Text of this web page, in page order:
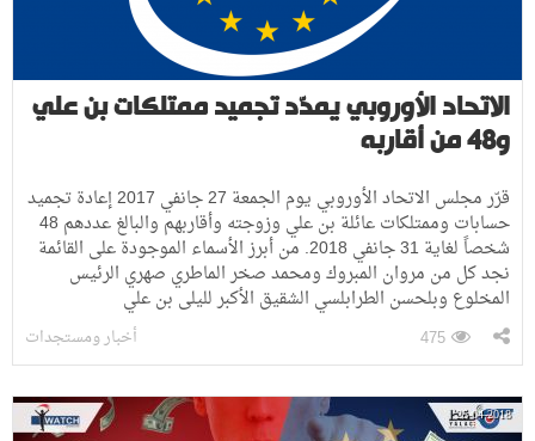
الاتحاد الأوروبي يمدّد تجميد ممتلكات بن علي
و48 من أقاربه
قرّر مجلس الاتحاد الأوروبي يوم الجمعة 27 جانفي 2017 إعادة تجميد
حسابات وممتلكات عائلة بن علي وزوجته وأقاربهم والبالغ عددهم 48
شخصاً لغاية 31 جانفي 2018. من أبرز الأسماء الموجودة على القائمة
نجد كل من مروان المبروك ومحمد صخر الماطري صهري الرئيس
المخلوع وبلحسن الطرابلسي الشقيق الأكبر لليلى بن علي
أخبار ومستجدات 475
25-04-2018